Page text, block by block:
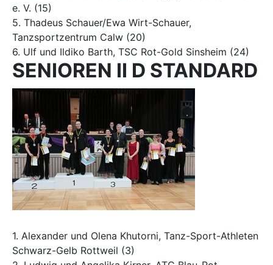
e. V. (15)
5. Thadeus Schauer/Ewa Wirt-Schauer,
Tanzsportzentrum Calw (20)
6. Ulf und Ildiko Barth, TSC Rot-Gold Sinsheim (24)
SENIOREN II D STANDARD
1. Alexander und Olena Khutorni, Tanz-Sport-Athleten
Schwarz-Gelb Rottweil (3)